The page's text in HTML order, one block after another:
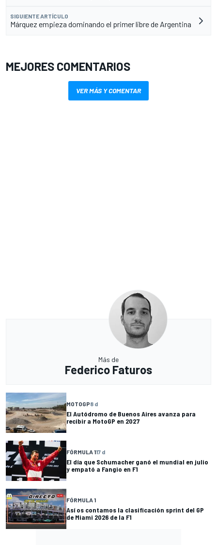
SIGUIENTE ARTÍCULO
Márquez empieza dominando el primer libre de Argentina
MEJORES COMENTARIOS
VER MÁS Y COMENTAR
Más de
Federico Faturos
MOTOGP8 d
El Autódromo de Buenos Aires avanza para
recibir a MotoGP en 2027
FÓRMULA 117 d
El día que Schumacher ganó el mundial en julio
y empató a Fangio en F1
FÓRMULA 1
Así os contamos la clasificación sprint del GP
de Miami 2026 de la F1